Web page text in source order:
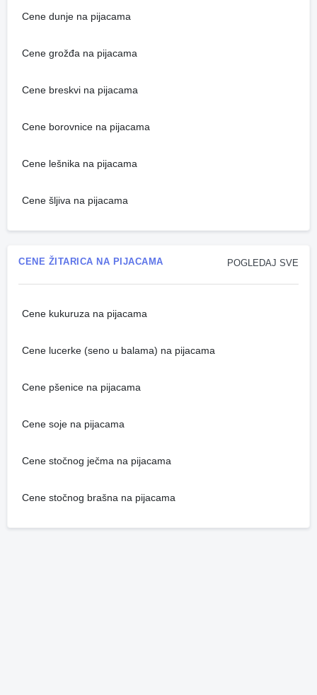
Cene dunje na pijacama
Cene grožđa na pijacama
Cene breskvi na pijacama
Cene borovnice na pijacama
Cene lešnika na pijacama
Cene šljiva na pijacama
POGLEDAJ SVE
CENE ŽITARICA NA PIJACAMA
Cene kukuruza na pijacama
Cene lucerke (seno u balama) na pijacama
Cene pšenice na pijacama
Cene soje na pijacama
Cene stočnog ječma na pijacama
Cene stočnog brašna na pijacama